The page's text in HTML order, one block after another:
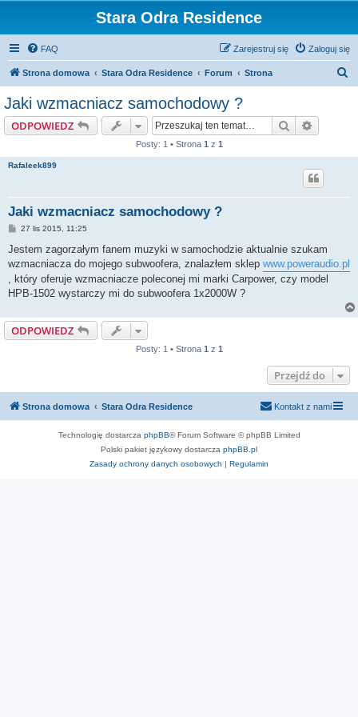
Stara Odra Residence
FAQ Zaloguj się
Zarejestruj się
Strona domowa Stara Odra Residence Forum Strona
Jaki wzmacniacz samochodowy ?
ODPOWIEDZ Szukaj
Posty: 1 • Strona 1 z 1
Rafaleek899
Jaki wzmacniacz samochodowy ?
P
s
27 lis 2015, 11:25
Jestem zagorzałym fanem muzyki w samochodzie aktualnie szukam
wzmacniacza do mojego subwoofera, znalazłem sklep www.poweraudio.pl
, który oferuje wzmacniacze poleconej mi marki Carpower, czy model
HPB-1502 wystarczy mi do subwoofera 1x2000W ?
ODPOWIEDZ
Posty: 1 • Strona 1 z 1
Przejdź do
Strona domowa Stara Odra Residence Kontakt z nami
Technologię dostarcza phpBB® Forum Software © phpBB Limited
Polski pakiet językowy dostarcza phpBB.pl
Zasady ochrony danych osobowych | Regulamin